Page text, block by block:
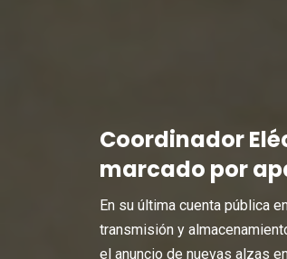
Coordinador
marcado por
En su última cuenta pública
transmisión y
el anuncio de nuevas alzas